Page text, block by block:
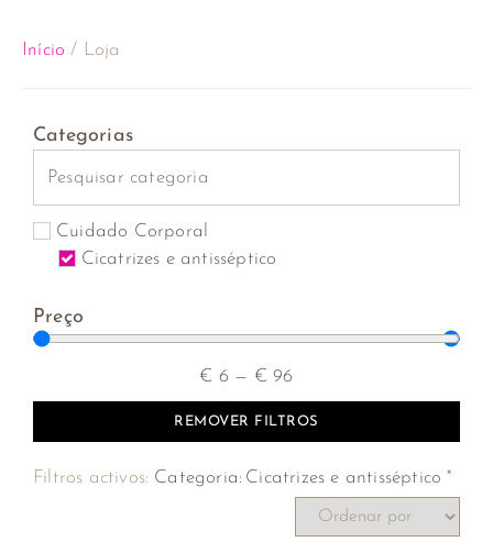
Início / Loja
Categorias
Cuidado Corporal
Cicatrizes e antisséptico
Preço
€ 6 — €96
REMOVER FILTROS
Filtros activos: Categoria: Cicatrizes e antisséptico ×